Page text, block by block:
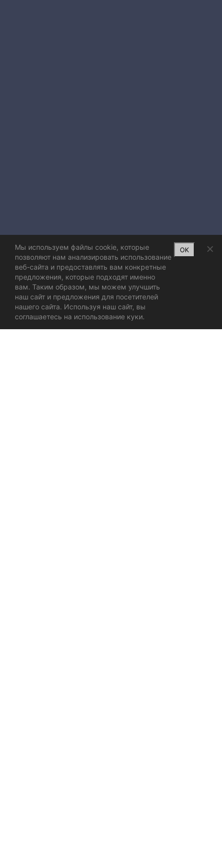
Мы используем файлы cookie, которые
позволяют нам анализировать использование
веб-сайта и предоставлять вам конкретные
предложения, которые подходят именно
вам. Таким образом, мы можем улучшить
наш сайт и предложения для посетителей
нашего сайта. Используя наш сайт, вы
соглашаетесь на использование куки.
OK